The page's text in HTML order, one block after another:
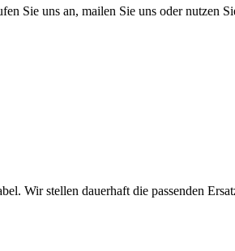
Sie uns an, mailen Sie uns oder nutzen
Wir stellen dauerhaft die passenden